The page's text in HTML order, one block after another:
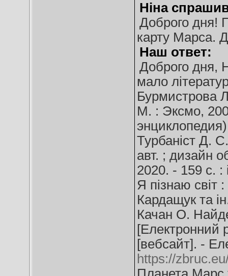
Ніна
Доброго дня!
карту Марса.
Наш ответ:
Доброго дня,
мало
Бурмистрова
М. : Эксмо,
Турбаніст Д.
авт. ; дизайн
2020. - 159 с. :
Я пізнаю світ
Кардащук та
Качан О.
[Електронний
[вебсайт]. -
https://